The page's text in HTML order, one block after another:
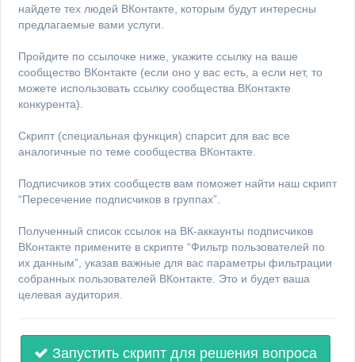
найдете тех людей ВКонтакте, которым будут интересны
предлагаемые вами услуги.
Пройдите по ссылочке ниже, укажите ссылку на ваше
сообщество ВКонтакте (если оно у вас есть, а если нет, то
можете использовать ссылку сообщества ВКонтакте
конкурента).
Скрипт (специальная функция) спарсит для вас все
аналогичные по теме сообщества ВКонтакте.
Подписчиков этих сообществ вам поможет найти наш скрипт
“Пересечение подписчиков в группах”.
Полученный список ссылок на ВК-аккаунты подписчиков
ВКонтакте примените в скрипте “Фильтр пользователей по
их данным”, указав важные для вас параметры фильтрации
собранных пользователей ВКонтакте. Это и будет ваша
целевая аудитория.
Запустить скрипт для решения вопроса